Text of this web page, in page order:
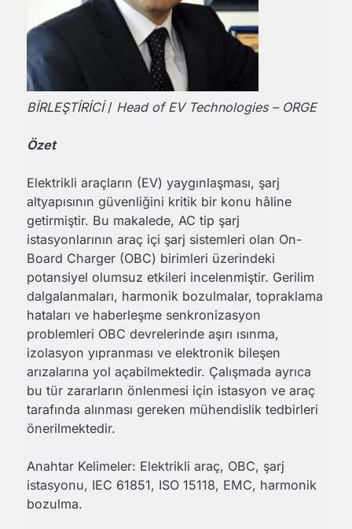
BİRLEŞTİRİCİ/ Head of EV Technologies – ORGE
Özet
Elektrikli araçların (EV) yaygınlaşması, şarj
altyapısının güvenliğini kritik bir konu hâline
getirmiştir. Bu makalede, AC tip şarj
istasyonlarının araç içi şarj sistemleri olan On-
Board Charger (OBC) birimleri üzerindeki
potansiyel olumsuz etkileri incelenmiştir. Gerilim
dalgalanmaları, harmonik bozulmalar, topraklama
hataları ve haberleşme senkronizasyon
problemleri OBC devrelerinde aşırı ısınma,
izolasyon yıpranması ve elektronik bileşen
arızalarına yol açabilmektedir. Çalışmada ayrıca
bu tür zararların önlenmesi için istasyon ve araç
tarafında alınması gereken mühendislik tedbirleri
önerilmektedir.
Anahtar Kelimeler: Elektrikli araç, OBC, şarj
istasyonu, IEC 61851, ISO 15118, EMC, harmonik
bozulma.